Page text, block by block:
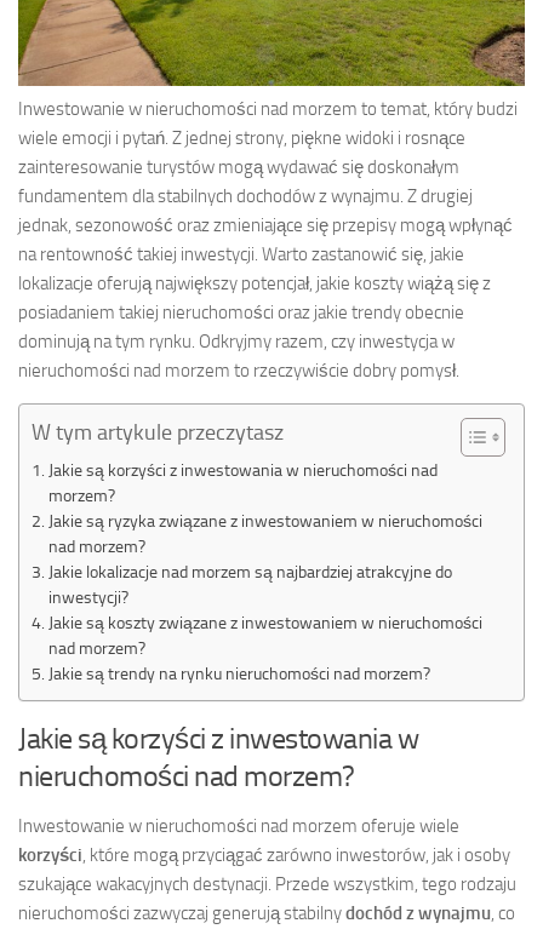
Inwestowanie w nieruchomości nad morzem to temat, który budzi
wiele emocji i pytań. Z jednej strony, piękne widoki i rosnące
zainteresowanie turystów mogą wydawać się doskonałym
fundamentem dla stabilnych dochodów z wynajmu. Z drugiej
jednak, sezonowość oraz zmieniające się przepisy mogą wpłynąć
na rentowność takiej inwestycji. Warto zastanowić się, jakie
lokalizacje oferują największy potencjał, jakie koszty wiążą się z
posiadaniem takiej nieruchomości oraz jakie trendy obecnie
dominują na tym rynku. Odkryjmy razem, czy inwestycja w
nieruchomości nad morzem to rzeczywiście dobry pomysł.
W tym artykule przeczytasz
Jakie są korzyści z inwestowania w nieruchomości nad
morzem?
Jakie są ryzyka związane z inwestowaniem w nieruchomości
nad morzem?
Jakie lokalizacje nad morzem są najbardziej atrakcyjne do
inwestycji?
Jakie są koszty związane z inwestowaniem w nieruchomości
nad morzem?
Jakie są trendy na rynku nieruchomości nad morzem?
Jakie są korzyści z inwestowania w
nieruchomości nad morzem?
Inwestowanie w nieruchomości nad morzem oferuje wiele
korzyści, które mogą przyciągać zarówno inwestorów, jak i osoby
szukające wakacyjnych destynacji. Przede wszystkim, tego rodzaju
nieruchomości zazwyczaj generują stabilnydochód z wynajmu, co